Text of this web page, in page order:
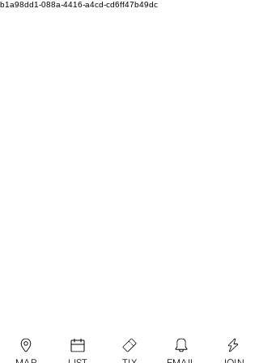
b1a98dd1-088a-4416-a4cd-cd6ff47b49dc